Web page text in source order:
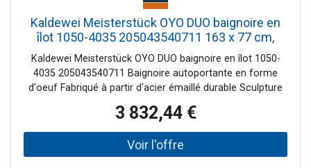
Kaldewei Meisterstück OYO DUO baignoire en
îlot 1050-4035 205043540711 163 x 77 cm,
sans trop-plein, blanc alpin mat
Kaldewei Meisterstück OYO DUO baignoire en îlot 1050-
4035 205043540711 Baignoire autoportante en forme
d'oeuf Fabriqué à partir d'acier émaillé durable Sculpture
Deux inclinaisons de dos identiques Avec bonde centrale à
ouverture par poussée, avec couvercle de bonde en émail
Remarque d'installation : L'espace libre sous la baignoire
permet une installation sans niche de chape, car le
3 832,44 €